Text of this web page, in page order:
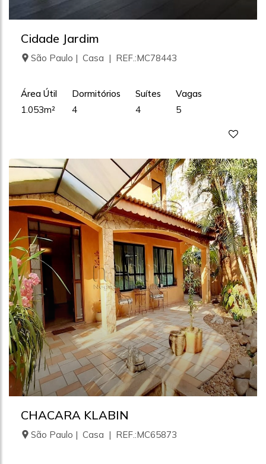
Cidade Jardim
São Paulo | Casa | REF.:MC78443
Área Útil
1.053m²
Dormitórios
4
Suítes
4
Vagas
5
CHACARA KLABIN
São Paulo | Casa | REF.:MC65873